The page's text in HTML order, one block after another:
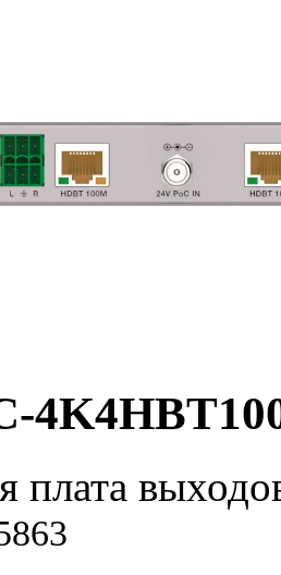
плата